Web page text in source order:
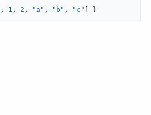
, 1 , 2 , "a" , "b" , "c" ] }